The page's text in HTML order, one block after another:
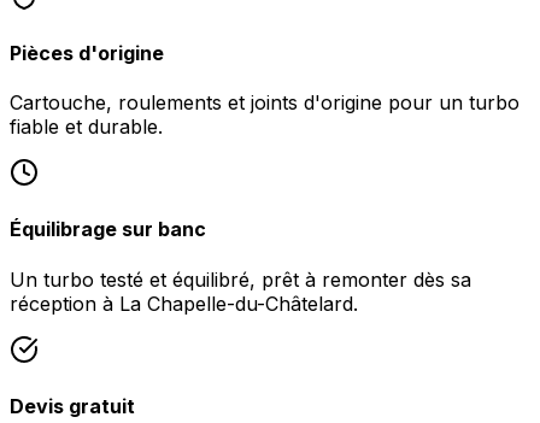
Pièces d'origine
Cartouche, roulements et joints d'origine pour un turbo
fiable et durable.
Équilibrage sur banc
Un turbo testé et équilibré, prêt à remonter dès sa
réception à La Chapelle-du-Châtelard.
Devis gratuit